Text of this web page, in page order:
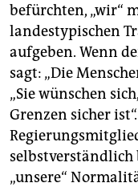
befürchten, „wir“
landestypischen
aufgeben. Wenn
sagt: „Die
„Sie wünschen
Grenzen sicher
selbstverständlich
„unsere“